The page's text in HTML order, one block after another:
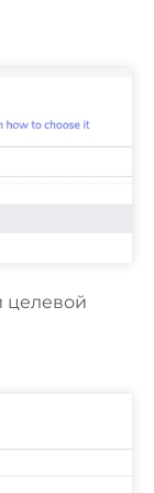
целевой